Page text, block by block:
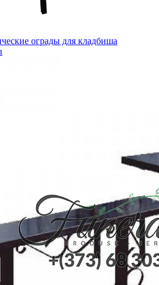
ограды для кладбиша